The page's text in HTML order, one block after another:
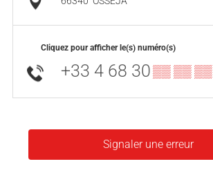
Cliquez pour afficher le(s) numéro(s)
+33 4 68 30▒▒ ▒▒ ▒▒
Signaler une erreur